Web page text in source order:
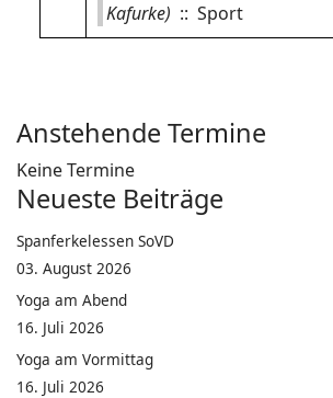
Kafurke) :: Sport
Anstehende Termine
Keine Termine
Neueste Beiträge
Spanferkelessen SoVD
03. August 2026
Yoga am Abend
16. Juli 2026
Yoga am Vormittag
16. Juli 2026